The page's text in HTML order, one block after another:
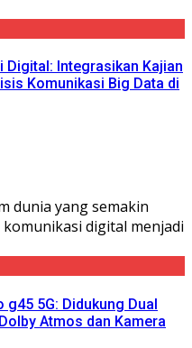
Integrasikan Kajian
Komunikasi Big Data di
dunia yang semakin
digital menjadi
5G: Didukung Dual
Atmos dan Kamera